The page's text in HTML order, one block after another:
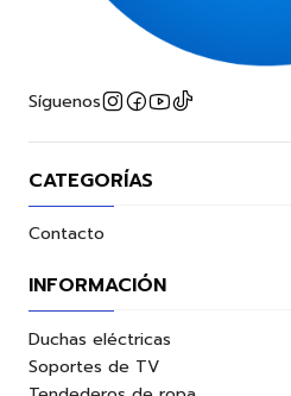
Síguenos
CATEGORÍAS
Contacto
INFORMACIÓN
Duchas eléctricas
Soportes de TV